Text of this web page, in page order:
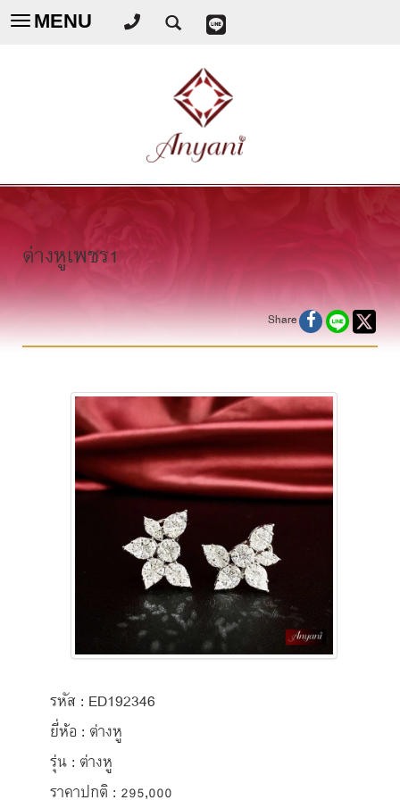
Toggle
MENU
ต่างหูเพชร1
Share
รหัส : ED192346
ยี่ห้อ : ต่างหู
รุ่น : ต่างหู
ราคาปกติ : 295,000